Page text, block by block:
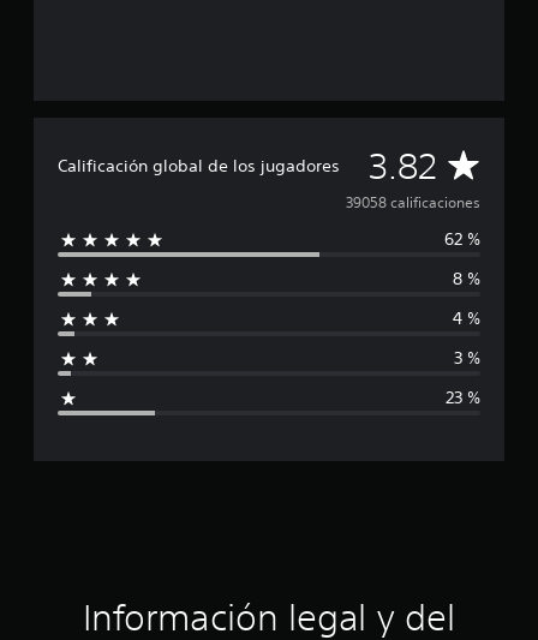
Calificación global de los jugadores 3.82 C
a
l
a
ó
39058 calificaciones
62 %
8 %
4 %
3 %
23 %
Información legal y del